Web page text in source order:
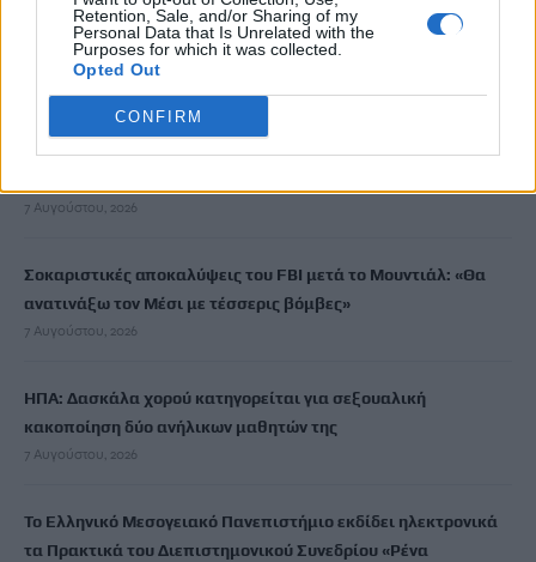
Retention, Sale, and/or Sharing of my
Personal Data that Is Unrelated with the
Purposes for which it was collected.
Opted Out
CONFIRM
Ξεκινούν οι ετήσιες Καλοκαιρινές Εκθέσεις του Φεστιβάλ
Κινηματογράφου Χανίων
7 Αυγούστου, 2026
Ισπανία: Απολιθώματα αποκαλύπτουν ότι οι πρώτοι
7 Αυγούστου, 2026
Σοκαριστικές αποκαλύψεις του FBI μετά το Μουντιάλ: «Θα
ανατινάξω τον Μέσι με τέσσερις βόμβες»
7 Αυγούστου, 2026
ΗΠΑ: Δασκάλα χορού κατηγορείται για σεξουαλική
κακοποίηση δύο ανήλικων μαθητών της
7 Αυγούστου, 2026
Το Ελληνικό Μεσογειακό Πανεπιστήμιο εκδίδει ηλεκτρονικά
τα Πρακτικά του Διεπιστημονικού Συνεδρίου «Ρένα